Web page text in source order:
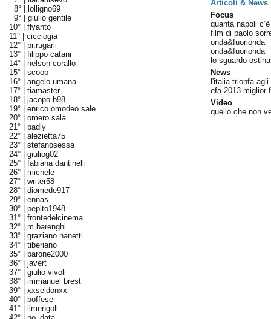
8° |
lolligno69
9° | giulio gentile
10° | flyanto
11° | cicciogia
12° | pr.rugarli
13° | filippo catani
14° | nelson corallo
15° | scoop
16° | angelo umana
17° | tiamaster
18° | jacopo b98
19° | enrico omodeo sale
20° | omero sala
21° | padly
22° | alezietta75
23° | stefanosessa
24° | giuliog02
25° | fabiana dantinelli
26° | michele
27° | writer58
28° | diomede917
29° | ennas
30° | pepito1948
31° | frontedelcinema
32° | m.barenghi
33° | graziano.nanetti
34° | tiberiano
35° |
barone2000
36° | javert
37° | giulio vivoli
38° | immanuel brest
39° | xxseldonxx
40° |
boffese
41° | ilmengoli
Articoli & News
Focus
quanta napoli
film di paolo
onda&fuorionda
onda&fuorionda
lo sguardo
News
l'italia trionfa agli
efa 2013 miglior
Video
quello che non